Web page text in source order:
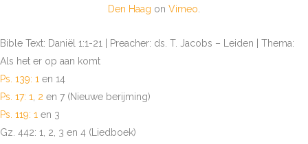
Den Haag on Vimeo
Bible Text: Daniël 1:1-21 | Preacher: ds. T. Jacobs – Leiden | Thema:
Als het er op aan komt
Ps. 139: 1 en 14
Ps. 17: 1
2 en 7 (Nieuwe berijming)
Ps. 119: 1 en 3
Gz. 442: 1, 2, 3 en 4 (Liedboek)